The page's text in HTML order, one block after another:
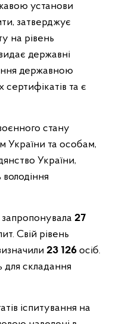
установи
затверджує
на рівень
державні
державною
та є
стану
України та особам,
України,
запропонувала 27
Свій рівень
23 126 осіб.
для складання
іспитування на